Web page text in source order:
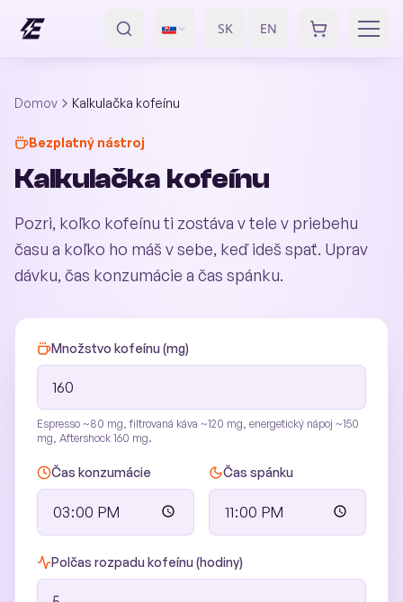
SK EN
Domov Kalkulačka kofeínu
Bezplatný nástroj
Kalkulačka kofeínu
Pozri, koľko kofeínu ti zostáva v tele v priebehu
času a koľko ho máš v sebe, keď ideš spať. Uprav
dávku, čas konzumácie a čas spánku.
Množstvo kofeínu (mg)
Espresso ~80 mg, filtrovaná káva ~120 mg, energetický nápoj ~150
mg, Aftershock 160 mg.
Čas konzumácie Čas spánku
Polčas rozpadu kofeínu (hodiny)